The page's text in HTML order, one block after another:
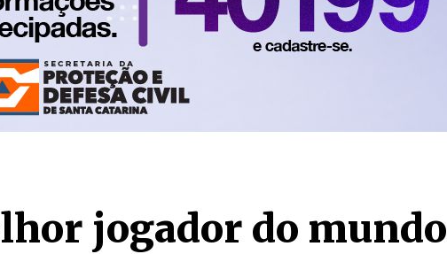
jogador do mundo